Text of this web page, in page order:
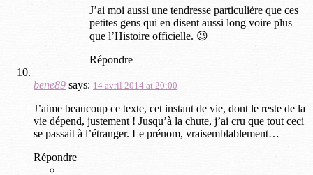
J’ai moi aussi une tendresse particulière que ces
petites gens qui en disent aussi long voire plus
que l’Histoire officielle. 😉
Répondre
bene89 says: 14 avril 2014 at 20:00
J’aime beaucoup ce texte, cet instant de vie, dont le reste de la
vie dépend, justement ! Jusqu’à la chute, j’ai cru que tout ceci
se passait à l’étranger. Le prénom, vraisemblablement…
Répondre